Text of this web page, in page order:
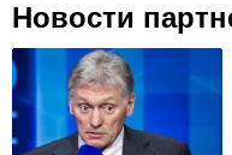
Новости